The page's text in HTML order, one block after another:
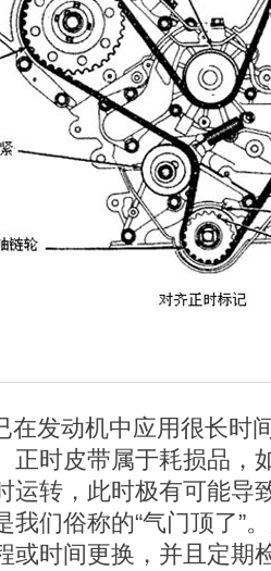
发动机中应用很长时
正时皮带属于耗损品，
运转，此时极有可能导
我们俗称的“气门顶了”
或时间更换，并且定期